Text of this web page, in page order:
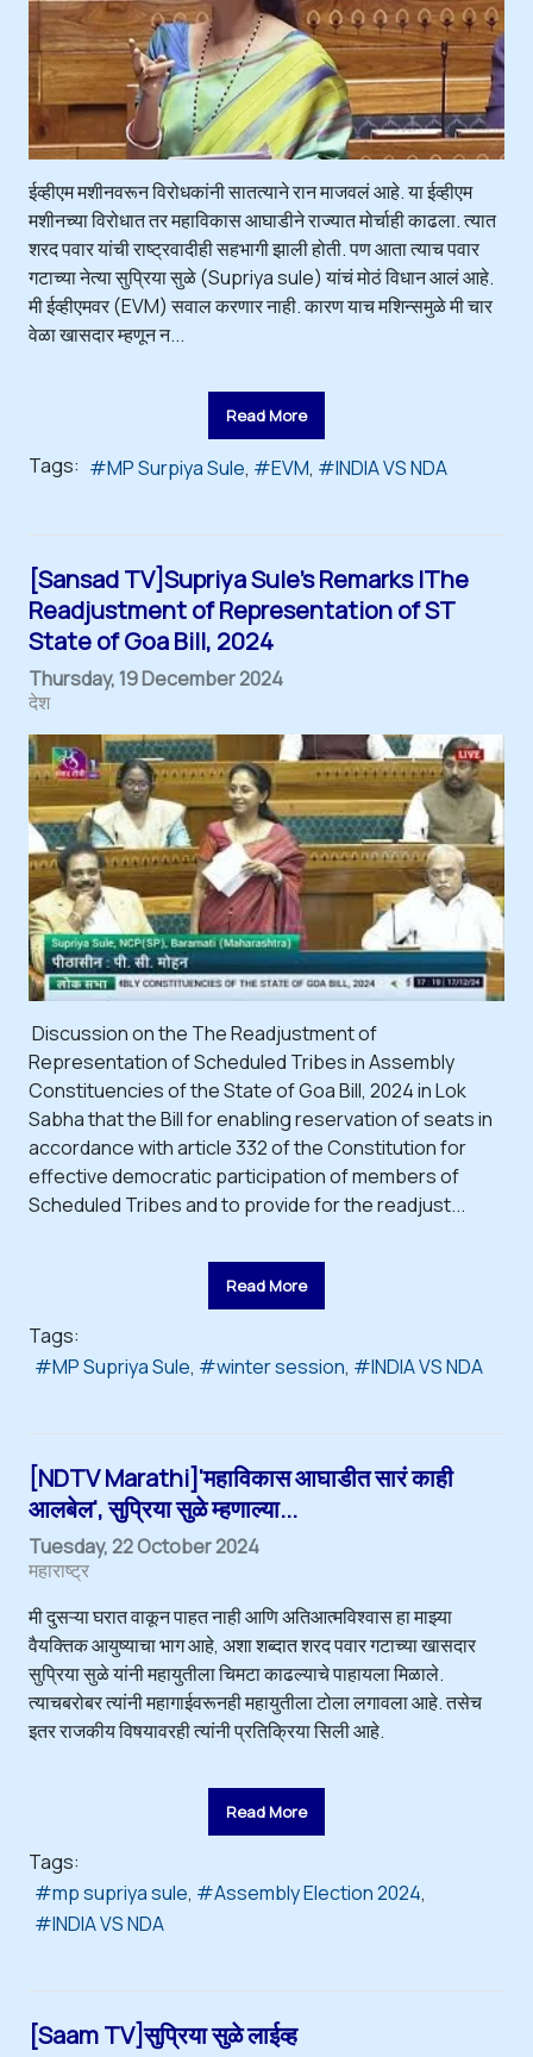
ईव्हीएम मशीनवरून विरोधकांनी सातत्याने रान माजवलं आहे. या ईव्हीएम
मशीनच्या विरोधात तर महाविकास आघाडीने राज्यात मोर्चाही काढला. त्यात
शरद पवार यांची राष्ट्रवादीही सहभागी झाली होती. पण आता त्याच पवार
गटाच्या नेत्या सुप्रिया सुळे (Supriya sule) यांचं मोठं विधान आलं आहे.
मी ईव्हीएमवर (EVM) सवाल करणार नाही. कारण याच मशिन्समुळे मी चार
वेळा खासदार म्हणून न...
Read More
Tags: MP Surpiya Sule EVM INDIA VS NDA
[Sansad TV]Supriya Sule's Remarks |The
Readjustment of Representation of ST
State of Goa Bill, 2024
Thursday, 19 December 2024
देश
Discussion on the The Readjustment of
Representation of Scheduled Tribes in Assembly
Constituencies of the State of Goa Bill, 2024 in Lok
Sabha that the Bill for enabling reservation of seats in
accordance with article 332 of the Constitution for
effective democratic participation of members of
Scheduled Tribes and to provide for the readjust...
Read More
Tags:
MP Supriya Sule
winter session INDIA VS NDA
[NDTV Marathi]'महाविकास आघाडीत सारं काही
आलबेल', सुप्रिया सुळे म्हणाल्या...
Tuesday, 22 October 2024
महाराष्ट्र
मी दुसऱ्या घरात वाकून पाहत नाही आणि अतिआत्मविश्वास हा माझ्या
वैयक्तिक आयुष्याचा भाग आहे, अशा शब्दात शरद पवार गटाच्या खासदार
सुप्रिया सुळे यांनी महायुतीला चिमटा काढल्याचे पाहायला मिळाले.
त्याचबरोबर त्यांनी महागाईवरूनही महायुतीला टोला लगावला आहे. तसेच
इतर राजकीय विषयावरही त्यांनी प्रतिक्रिया सिली आहे.
Read More
Tags:
mp supriya sule
Assembly Election 2024
INDIA VS NDA
[Saam TV]सुप्रिया सुळे लाईव्ह